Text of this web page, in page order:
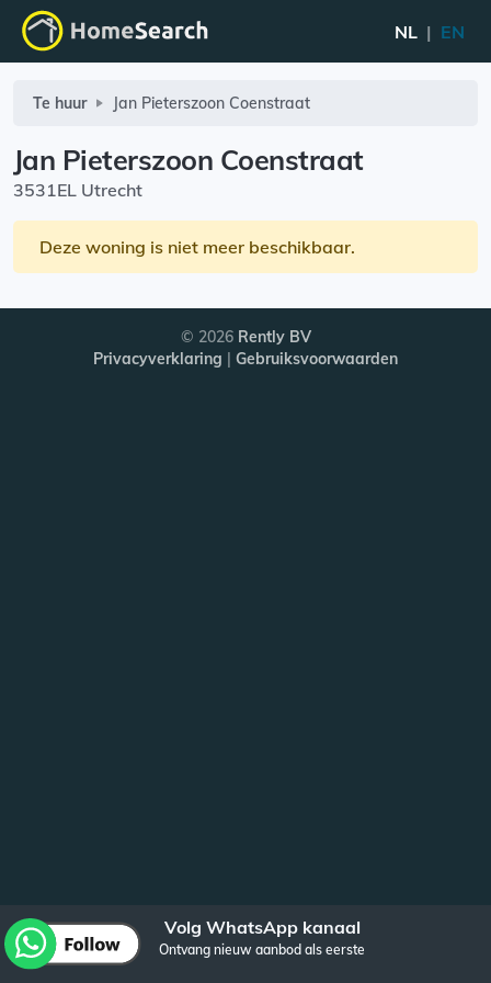
NL | EN
Te huur Jan Pieterszoon Coenstraat
Jan Pieterszoon Coenstraat
3531EL Utrecht
Deze woning is niet meer beschikbaar.
Volg WhatsApp kanaal
Ontvang nieuw aanbod als eerste
© 2026 Rently BV
Privacyverklaring | Gebruiksvoorwaarden